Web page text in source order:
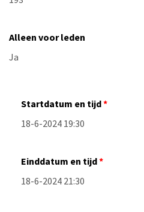
Alleen voor leden
Startdatum en tijd
Einddatum en tijd